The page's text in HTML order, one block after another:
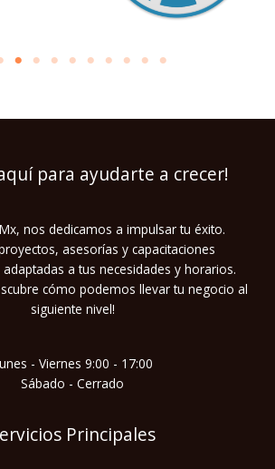
para ayudarte a crecer!
nos dedicamos a impulsar tu éxito.
asesorías y capacitaciones
a tus necesidades y horarios.
cómo podemos llevar tu negocio al
siguiente nivel!
- Viernes 9:00 - 17:00
Sábado - Cerrado
Principales